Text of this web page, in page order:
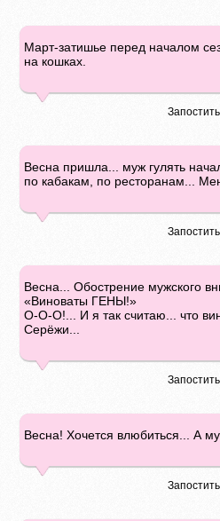
Март-затишье перед началом
на кошках.
Весна пришла... муж гулять
по кабакам, по ресторанам...
Весна... Обострение мужского
«Виноваты ГЕНЫ!»
О-О-О!... И я так считаю... что
Серёжи...
Весна! Хочется влюбиться... А